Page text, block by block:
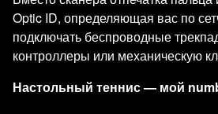
Optic ID, определяющая вас по
подключать беспроводные
контроллеры или механическую
Настольный теннис — мой